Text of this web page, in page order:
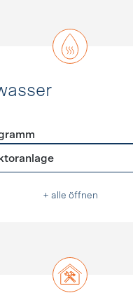
+ alle öffnen